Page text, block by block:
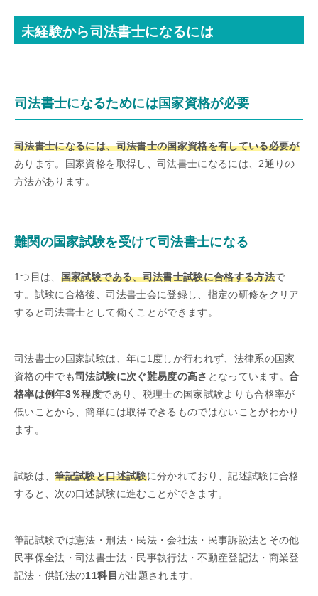
未経験から司法書士になるには
司法書士になるためには国家資格が必要
司法書士になるには、司法書士の国家資格を有している必要が
あります。国家資格を取得し、司法書士になるには、2通りの
方法があります。
難関の国家試験を受けて司法書士になる
1つ目は、 国家試験である、司法書士試験に合格する方法で
す。試験に合格後、司法書士会に登録し、指定の研修をクリア
すると司法書士として働くことができます。
司法書士の国家試験は、年に1度しか行われず、法律系の国家
資格の中でも司法試験に次ぐ難易度の高さ となっています。合
格率は例年3％程度であり、税理士の国家試験よりも合格率が
低いことから、簡単には取得できるものではないことがわかり
ます。
試験は、筆記試験と口述試験に分かれており、記述試験に合格
すると、次の口述試験に進むことができます。
筆記試験では憲法・刑法・民法・会社法・民事訴訟法とその他
民事保全法・司法書士法・民事執行法・不動産登記法・商業登
記法・供託法の11科目 が出題されます。